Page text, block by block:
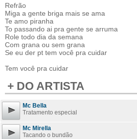
Refrão
Miga a gente briga mais se ama
Te amo piranha
To passando ai pra gente se arruma
Role todo dia da semana
Com grana ou sem grana
Se eu der pt tem você pra cuidar
Tem você pra cuidar
+ DO ARTISTA
Mc Bella
Tratamento especial
Mc Mirella
Tacando o bundão